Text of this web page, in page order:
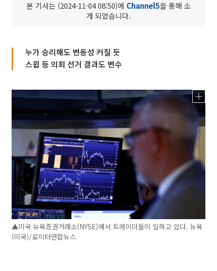
본 기사는 (2024-11-04 08:50)에 Channel5을 통해 소
개 되었습니다.
누가 승리해도 변동성 커질 듯
스윕 등 의회 선거 결과도 변수
▲미국 뉴욕증권거래소(NYSE)에서 트레이더들이 일하고 있다. 뉴욕
(미국)/로이터연합뉴스